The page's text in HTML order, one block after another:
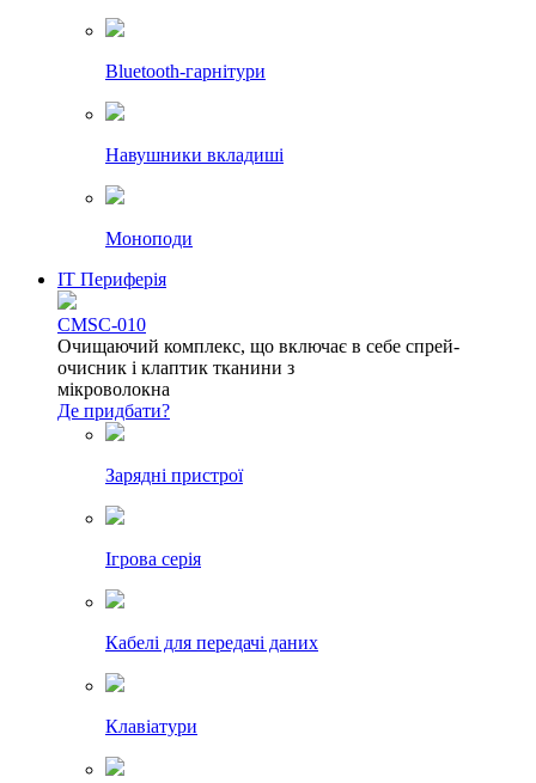
Bluetooth-гарнітури
Навушники вкладиші
Моноподи
IT Периферія
CMSC-010
Очищаючий комплекс, що включає в себе спрей-
очисник і клаптик тканини з
мікроволокна
Де придбати?
Зарядні пристрої
Ігрова серія
Кабелі для передачі даних
Клавіатури